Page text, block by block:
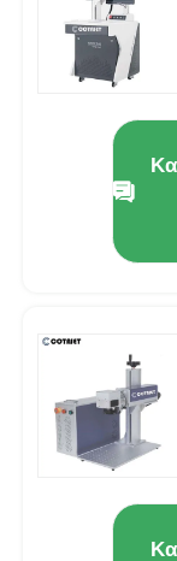
Αρχική Σελίδα
Προϊόντα
Σχετικά με